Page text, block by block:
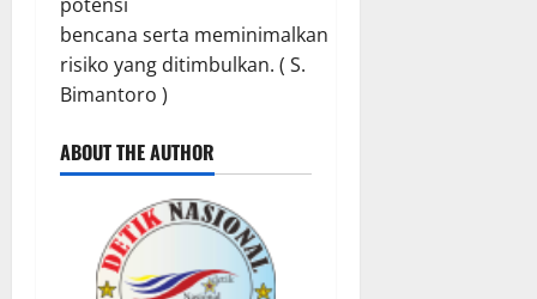
bencana serta meminimalkan
risiko yang ditimbulkan. ( S.
Bimantoro )
ABOUT THE AUTHOR